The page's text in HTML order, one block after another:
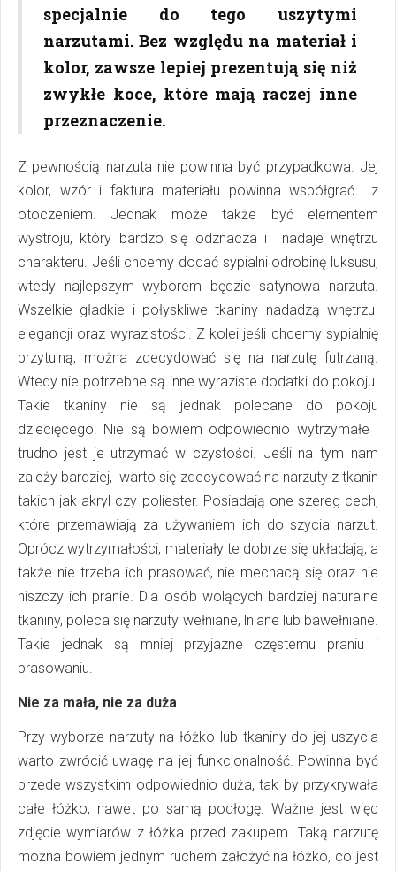
specjalnie do tego uszytymi
narzutami. Bez względu na materiał i
kolor, zawsze lepiej prezentują się niż
zwykłe koce, które mają raczej inne
przeznaczenie.
Z pewnością narzuta nie powinna być przypadkowa. Jej
kolor, wzór i faktura materiału powinna współgrać z
otoczeniem. Jednak może także być elementem
wystroju, który bardzo się odznacza i nadaje wnętrzu
charakteru. Jeśli chcemy dodać sypialni odrobinę luksusu,
wtedy najlepszym wyborem będzie satynowa narzuta.
Wszelkie gładkie i połyskliwe tkaniny nadadzą wnętrzu
elegancji oraz wyrazistości. Z kolei jeśli chcemy sypialnię
przytulną, można zdecydować się na narzutę futrzaną.
Wtedy nie potrzebne są inne wyraziste dodatki do pokoju.
Takie tkaniny nie są jednak polecane do pokoju
dziecięcego. Nie są bowiem odpowiednio wytrzymałe i
trudno jest je utrzymać w czystości. Jeśli na tym nam
zależy bardziej, warto się zdecydować na narzuty z tkanin
takich jak akryl czy poliester. Posiadają one szereg cech,
które przemawiają za używaniem ich do szycia narzut.
Oprócz wytrzymałości, materiały te dobrze się układają, a
także nie trzeba ich prasować, nie mechacą się oraz nie
niszczy ich pranie. Dla osób wolących bardziej naturalne
tkaniny, poleca się narzuty wełniane, lniane lub bawełniane.
Takie jednak są mniej przyjazne częstemu praniu i
prasowaniu.
Nie za mała, nie za duża
Przy wyborze narzuty na łóżko lub tkaniny do jej uszycia
warto zwrócić uwagę na jej funkcjonalność. Powinna być
przede wszystkim odpowiednio duża, tak by przykrywała
całe łóżko, nawet po samą podłogę. Ważne jest więc
zdjęcie wymiarów z łóżka przed zakupem. Taką narzutę
można bowiem jednym ruchem założyć na łóżko, co jest